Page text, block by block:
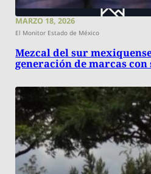
MARZO 18, 2026
El Monitor Estado de México
Mezcal del sur
generación de marcas